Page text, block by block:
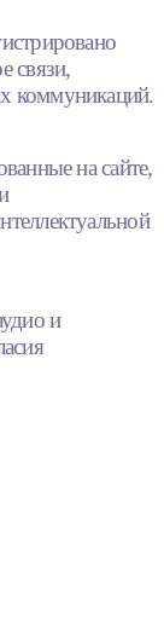
связи,
коммуникаций.
на сайте,
и